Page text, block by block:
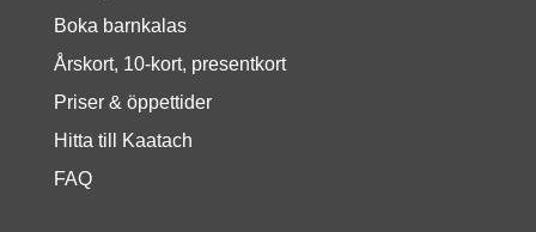
Boka barnkalas
Årskort, 10-kort, presentkort
Priser & öppettider
Hitta till Kaatach
FAQ